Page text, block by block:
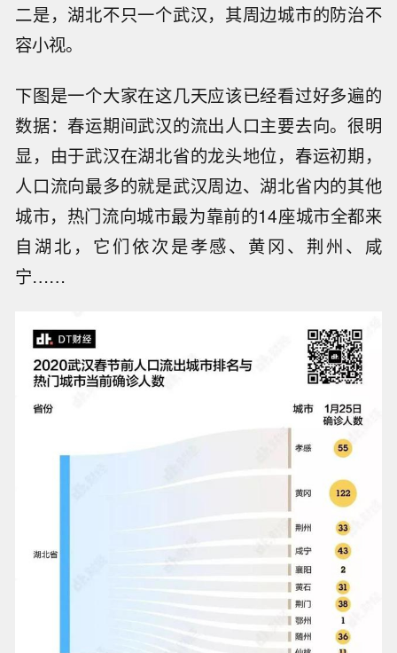
二是，湖北不只一个武汉，其周边城市的防治不
容小视。
下图是一个大家在这几天应该已经看过好多遍的
数据：春运期间武汉的流出人口主要去向。很明
显，由于武汉在湖北省的龙头地位，春运初期，
人口流向最多的就是武汉周边、湖北省内的其他
城市，热门流向城市最为靠前的14座城市全都来
自湖北，它们依次是孝感、黄冈、荆州、咸
宁……